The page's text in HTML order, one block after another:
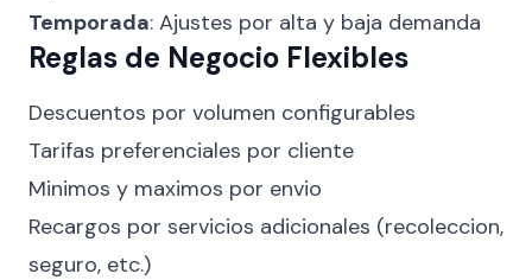
Temporada: Ajustes por alta y baja demanda
Reglas de Negocio Flexibles
Descuentos por volumen configurables
Tarifas preferenciales por cliente
Minimos y maximos por envio
Recargos por servicios adicionales (recoleccion,
seguro, etc.)